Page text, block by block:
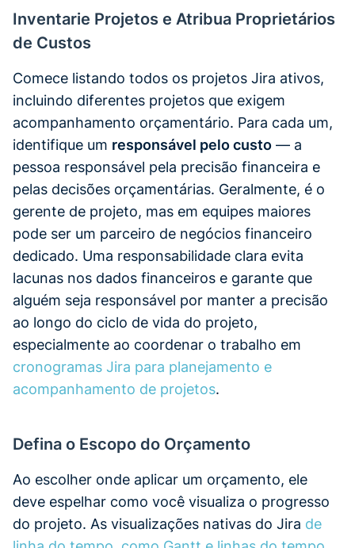
Inventarie Projetos e Atribua Proprietários
de Custos
Comece listando todos os projetos Jira ativos,
incluindo diferentes projetos que exigem
acompanhamento orçamentário. Para cada um,
identifique um responsável pelo custo — a
pessoa responsável pela precisão financeira e
pelas decisões orçamentárias. Geralmente, é o
gerente de projeto, mas em equipes maiores
pode ser um parceiro de negócios financeiro
dedicado. Uma responsabilidade clara evita
lacunas nos dados financeiros e garante que
alguém seja responsável por manter a precisão
ao longo do ciclo de vida do projeto,
especialmente ao coordenar o trabalho em
cronogramas Jira para planejamento e
acompanhamento de projetos.
Defina o Escopo do Orçamento
Ao escolher onde aplicar um orçamento, ele
deve espelhar como você visualiza o progresso
do projeto. As visualizações nativas do Jira de